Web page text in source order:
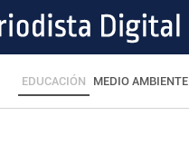
EDUCACIÓN MEDIO AMBIENTE